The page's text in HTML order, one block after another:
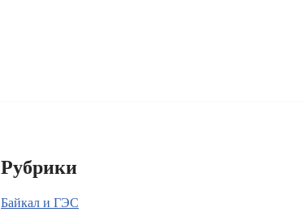
Рубрики
Байкал и ГЭС